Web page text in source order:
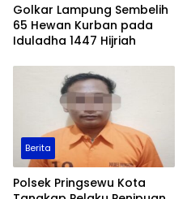
Golkar Lampung Sembelih
65 Hewan Kurban pada
Iduladha 1447 Hijriah
Berita
Polsek Pringsewu Kota